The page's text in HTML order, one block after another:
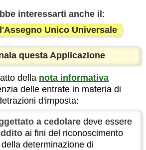
interessarti anche il :
Unico Universale
questa Applicazione
della nota informativa
delle entrate in materia di
d'imposta:
a cedolare deve essere
ai fini del riconoscimento
determinazione di